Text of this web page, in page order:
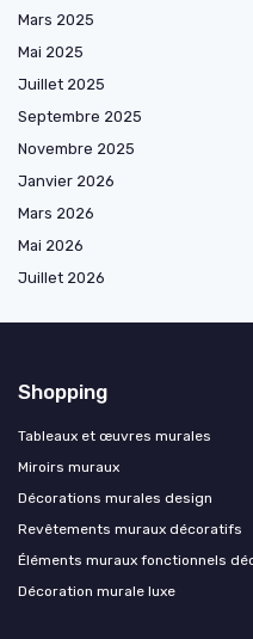
Mars 2025
Mai 2025
Juillet 2025
Septembre 2025
Novembre 2025
Janvier 2026
Mars 2026
Mai 2026
Juillet 2026
Shopping
Tableaux et œuvres murales
Miroirs muraux
Décorations murales design
Revêtements muraux décoratifs
Éléments muraux fonctionnels
Décoration murale luxe